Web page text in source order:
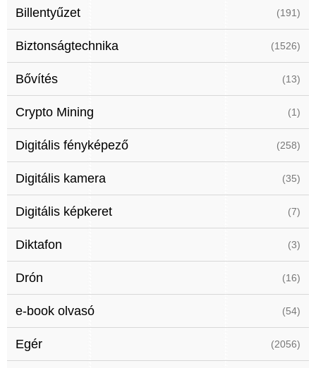
Billentyűzet (191)
Biztonságtechnika (1526)
Bővítés (13)
Crypto Mining (1)
Digitális fényképező (258)
Digitális kamera (35)
Digitális képkeret (7)
Diktafon (3)
Drón (16)
e-book olvasó (54)
Egér (2056)